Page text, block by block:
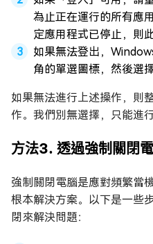
為止正在運行的所有應
定應用程式已停止，則
如果無法登出，
角的單選圖標，然後選
如果無法進行上述操作，則
作。我們別無選擇，只能進
方法3. 透過強制關閉
強制關閉電腦是應對頻繁當
根本解決方案。以下是一些
閉來解決問題：